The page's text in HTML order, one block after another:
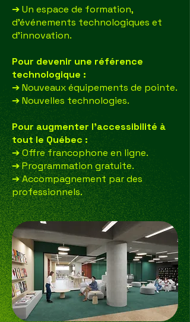
➔ Un espace de formation,
d’événements technologiques et
d’innovation.
Pour devenir une référence
technologique :
➔ Nouveaux équipements de pointe.
➔ Nouvelles technologies.
Pour augmenter l’accessibilité à
tout le Québec :
➔Offre francophone en ligne.
➔Programmation gratuite.
➔Accompagnement par des
professionnels.